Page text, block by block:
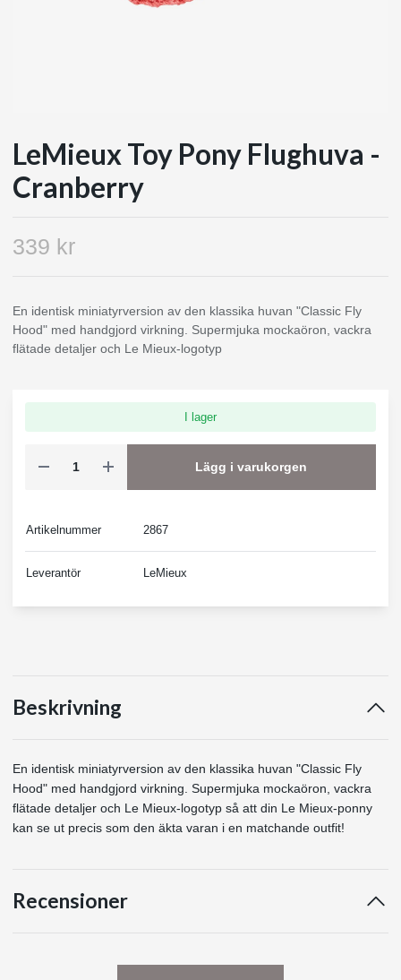
LeMieux Toy Pony Flughuva -
Cranberry
339 kr
En identisk miniatyrversion av den klassika huvan "Classic Fly
Hood" med handgjord virkning. Supermjuka mockaöron, vackra
flätade detaljer och Le Mieux-logotyp
I lager
Lägg i varukorgen
Artikelnummer 2867
Leverantör LeMieux
Beskrivning
En identisk miniatyrversion av den klassika huvan "Classic Fly
Hood" med handgjord virkning. Supermjuka mockaöron, vackra
flätade detaljer och Le Mieux-logotyp så att din Le Mieux-ponny
kan se ut precis som den äkta varan i en matchande outfit!
Recensioner